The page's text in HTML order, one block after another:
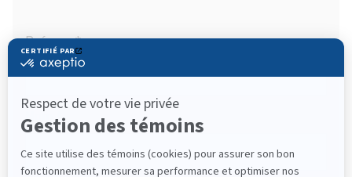
Prénom*
Nom*